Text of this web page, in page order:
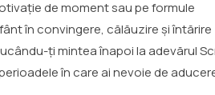
de moment sau pe formule
în convingere, călăuzire și întărire
ți mintea înapoi la adevărul
în care ai nevoie de